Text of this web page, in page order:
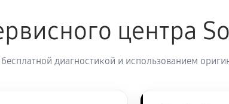
1320 руб
SV-S1512X1R 1270 руб
центра
диагностикой и использованием